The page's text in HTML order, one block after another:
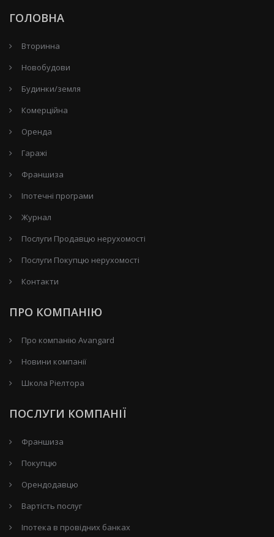
ГОЛОВНА
Вторинна
Новобудови
Будинки/земля
Комерційна
Оренда
Гаражі
Франшиза
Іпотечні програми
Журнал
Послуги Продавцю нерухомості
Послуги Покупцю нерухомості
Контакти
ПРО КОМПАНІЮ
Про компанію Avangard
Новини компанії
Школа Ріелтора
ПОСЛУГИ КОМПАНІЇ
Франшиза
Покупцю
Орендодавцю
Вартість послуг
Іпотека в провідних банках